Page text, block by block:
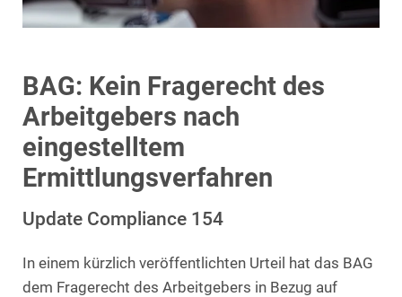
BAG: Kein Fragerecht des
Arbeitgebers nach
eingestelltem
Ermittlungsverfahren
Update Compliance 154
In einem kürzlich veröffentlichten Urteil hat das BAG
dem Fragerecht des Arbeitgebers in Bezug auf